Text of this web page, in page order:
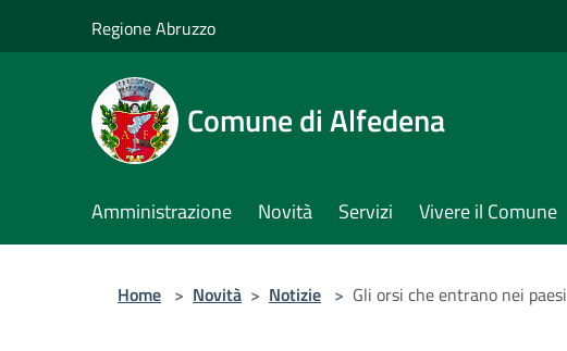
Regione Abruzzo
Comune di Alfedena
Amministrazione Novità Servizi Vivere il Comune
Home > Novità > Notizie > Gli orsi che entrano nei paesi